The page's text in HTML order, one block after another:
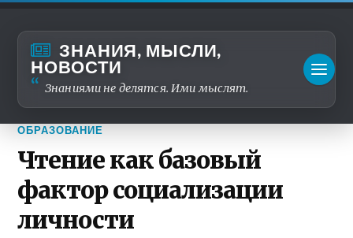
ЗНАНИЯ, МЫСЛИ,
НОВОСТИ
Знаниями не делятся. Ими мыслят.
ОБРАЗОВАНИЕ
Чтение как базовый
фактор социализации
личности